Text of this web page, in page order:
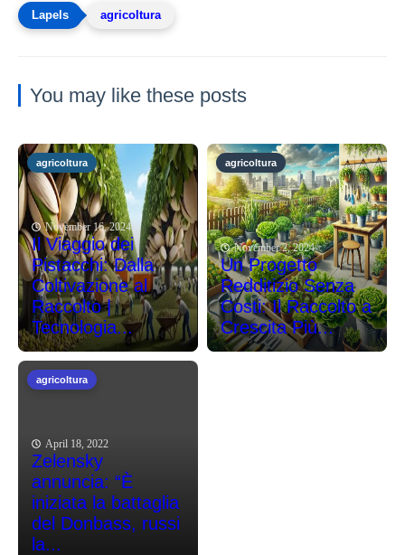
agricoltura
You may like these posts
agricoltura
November 16, 2024
Il Viaggio dei
Pistacchi: Dalla
Coltivazione al
Raccolto |
Tecnologia...
agricoltura
November 2, 2024
Un Progetto
Redditizio Senza
Costi: Il Raccolto a
Crescita Più...
agricoltura
April 18, 2022
Zelensky
annuncia: “È
iniziata la battaglia
del Donbass, russi
la...